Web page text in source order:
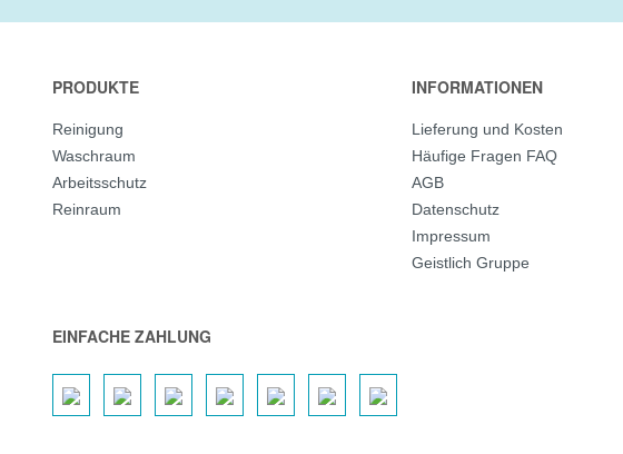
PRODUKTE
Reinigung
Waschraum
Arbeitsschutz
Reinraum
INFORMATIONEN
Lieferung und Kosten
Häufige Fragen FAQ
AGB
Datenschutz
Impressum
Geistlich Gruppe
EINFACHE ZAHLUNG